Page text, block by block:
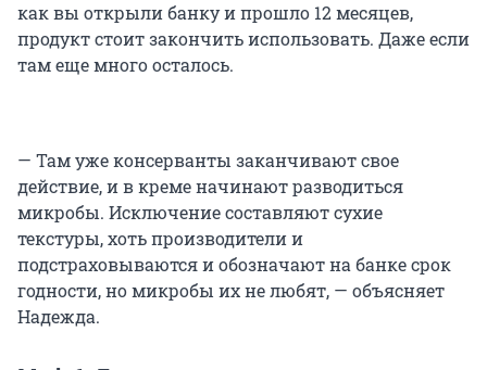
как вы открыли банку и прошло 12 месяцев,
продукт стоит закончить использовать. Даже если
там еще много осталось.
— Там уже консерванты заканчивают свое
действие, и в креме начинают разводиться
микробы. Исключение составляют сухие
текстуры, хоть производители и
подстраховываются и обозначают на банке срок
годности, но микробы их не любят, — объясняет
Надежда.